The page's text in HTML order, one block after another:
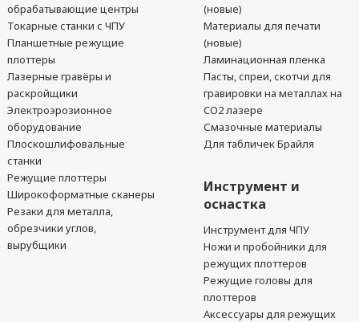
обрабатывающие центры
Токарные станки с ЧПУ
Планшетные режущие
плоттеры
Лазерные гравёры и
раскройщики
Электроэрозионное
оборудование
Плоскошлифовальные
станки
Режущие плоттеры
Широкоформатные сканеры
Резаки для металла,
обрезчики углов,
вырубщики
(новые)
Материалы для печати
(новые)
Ламинационная пленка
Пасты, спреи, скотчи для
гравировки на металлах на
CO2 лазере
Смазочные материалы
Для табличек Брайля
Инструмент и
оснастка
Инструмент для ЧПУ
Ножи и пробойники для
режущих плоттеров
Режущие головы для
плоттеров
Аксессуары для режущих